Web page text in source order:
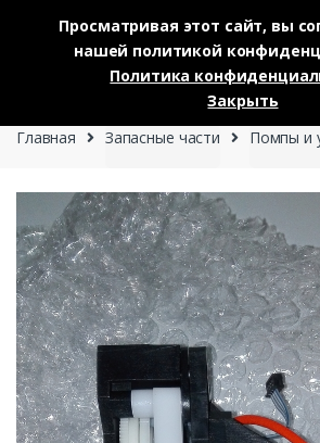
Skip to navigation
Skip to content
Главная Запасные части Помпы и
Просматривая этот сайт, вы
нашей политикой
Политика
Закрыть